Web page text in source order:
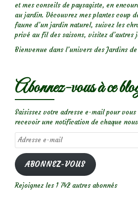
et mes conseils de paysagiste, en
au jardin. Découvrez mes plantes coup
faune d’un jardin naturel, suivez les
privé au fil des saisons, visitez d’autres
Bienvenue dans l’univers des Jardins
Abonnez-vous à ce
Saisissez votre adresse e-mail pour
recevoir une notification de chaque
Adresse
e-
mail
ABONNEZ-VOUS
Rejoignez les 1 742 autres abonnés